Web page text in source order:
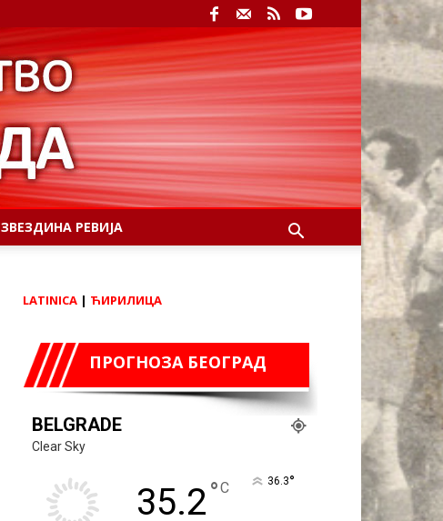
ЗВЕЗДИНА РЕВИЈА
LATINICA | ЋИРИЛИЦА
ПРОГНОЗА БЕОГРАД
BELGRADE
Clear Sky
35.2°C 36.3°